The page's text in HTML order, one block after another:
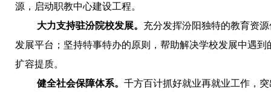
源，启动职教中心建设工程。
大力支持驻汾院校发展。 充分发挥汾阳独特的教育资
发展平台；坚持特事特办的原则，帮助解决学校发展中遇
扩容提质。
健全社会保障体系。 千方百计抓好就业再就业工作，